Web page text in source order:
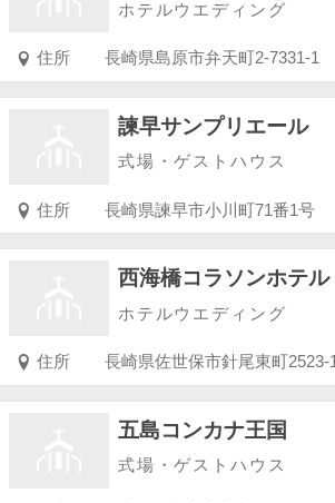
ホテルウエディング
住所 長崎県島原市弁天町2-7331-1
諫早サンプリエール
式場・ゲストハウス
住所 長崎県諫早市小川町71番1号
西海橋コラソンホテル
ホテルウエディング
住所 長崎県佐世保市針尾東町2523-1
五島コンカナ王国
式場・ゲストハウス